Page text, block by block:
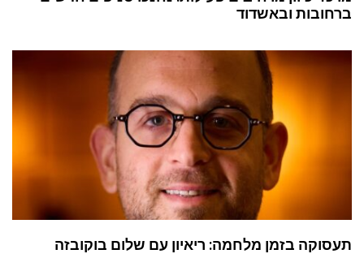
ברחובות ובאשדוד
תעסוקה בזמן מלחמה: ריאיון עם שלום בוקובזה